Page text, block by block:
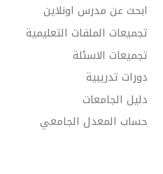
ابحث عن مدرس اونلاين
تجميعات الملفات التعليمية
تجميعات الاسئلة
دورات تدريبية
دليل الجامعات
حساب المعدل الجامعي